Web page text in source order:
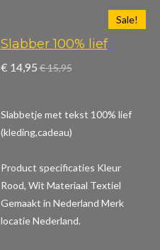
Sale!
Slabber 100% lief
€ 14,95 € 15,95
Slabbetje met tekst 100% lief
(kleding,cadeau)
Product specificaties Kleur
Rood, Wit Materiaal Textiel
Gemaakt in Nederland Merk
locatie Nederland.